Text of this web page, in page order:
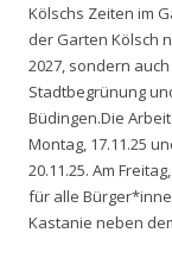
Kölschs Zeiten im
der Garten Kölsch
2027, sondern
Stadtbegrünung
Büdingen.Die
Montag, 17.11.25
20.11.25. Am
für alle
Kastanie neben